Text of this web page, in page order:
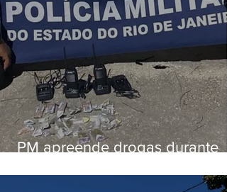
PM apreende drogas durante